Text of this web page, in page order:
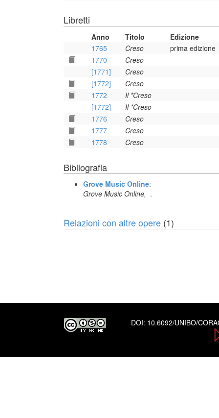
Libretti
Anno Titolo
Edizione
1765
Creso
prima edizione
1770
Creso
[1771]
Creso
[1772]
Creso
1772
Il *Creso
[1772]
Il *Creso
1776
Creso
1777
Creso
1778
Creso
Bibliografia
Grove Music Online:
Grove Music Online, .
Relazioni con altre opere (1)
DOI: 10.6092/UNIBO/